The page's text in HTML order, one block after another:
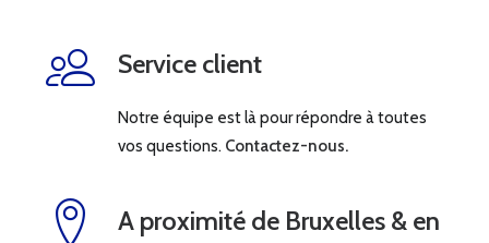
Service client
Notre équipe est là pour répondre à toutes
vos questions. Contactez-nous.
A proximité de Bruxelles & en